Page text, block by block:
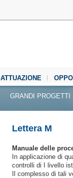
ATTUAZIONE
GRANDI PROGETTI
Lettera M
Manuale delle
In applicazione di
controlli di I livello
Il complesso di tali